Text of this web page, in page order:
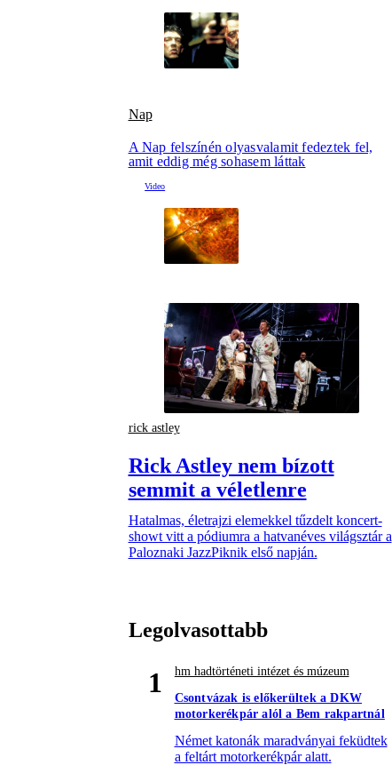
Nap
A Nap felszínén olyasvalamit fedeztek fel,
amit eddig még sohasem láttak
rick astley
Rick Astley nem bízott
semmit a véletlenre
Hatalmas, életrajzi elemekkel tűzdelt koncert-
showt vitt a pódiumra a hatvanéves világsztár a
Paloznaki JazzPiknik első napján.
Legolvasottabb
1
hm hadtörténeti intézet és múzeum
Csontvázak is előkerültek a DKW
motorkerékpár alól a Bem rakpartnál
Német katonák maradványai feküdtek
a feltárt motorkerékpár alatt.